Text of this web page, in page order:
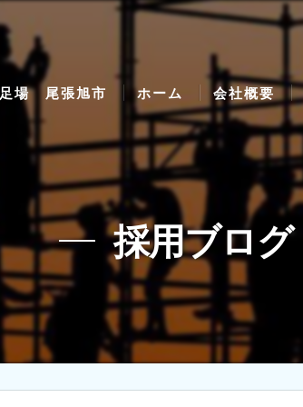
場 尾張旭市 ホーム 会社概要
採用ブログ